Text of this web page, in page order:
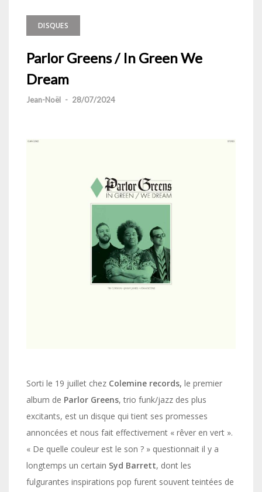
DISQUES
Parlor Greens / In Green We
Dream
Jean-Noël - 28/07/2024
Sorti le 19 juillet chez Colemine records, le premier
album de Parlor Greens, trio funk/jazz des plus
excitants, est un disque qui tient ses promesses
annoncées et nous fait effectivement « rêver en vert ».
« De quelle couleur est le son ? » questionnait il y a
longtemps un certain Syd Barrett, dont les
fulgurantes inspirations pop furent souvent teintées de